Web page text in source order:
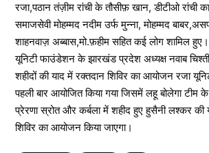
रजा,पठान तंज़ीम रांची के तौसीफ़ खान, डीटीओ रांची
समाजसेवी मोहम्मद नदीम उर्फ मुन्ना, मोहम्मद
शाहनवाज़ अब्बास,मो.फ़हीम सहित कई लोग शामिल
यूनिटी फाउंडेशन के झारखंड प्रदेश अध्यक्ष नवाब
शहीदों की याद में रक्तदान शिविर का आयोजन रजा
पहली बार आयोजित किया गया जिसमें लहू बोलेगा
प्रेरणा स्रोत और कर्बला में शहीद हुए हुसैनी लश्कर की
शिविर का आयोजन किया जाएगा।